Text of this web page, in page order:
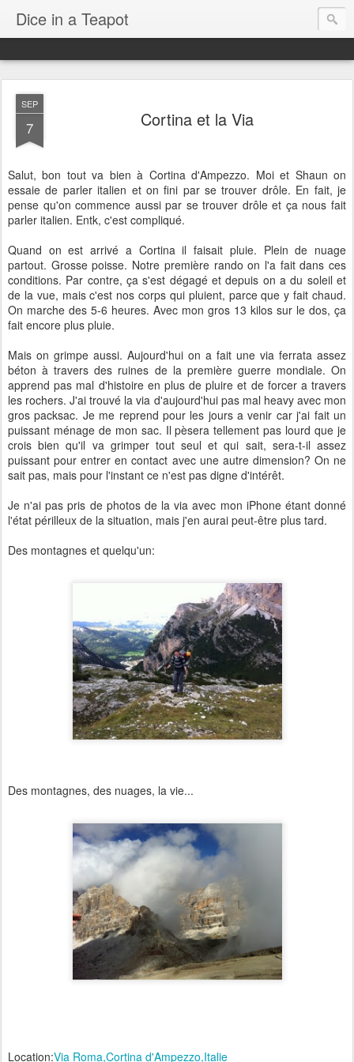
Dice in a Teapot
SEP
7 Cortina et la Via
Salut, bon tout va bien à Cortina d'Ampezzo. Moi et Shaun on
essaie de parler italien et on fini par se trouver drôle. En fait, je
pense qu'on commence aussi par se trouver drôle et ça nous fait
parler italien. Entk, c'est compliqué.
Quand on est arrivé a Cortina il faisait pluie. Plein de nuage
partout. Grosse poisse. Notre première rando on l'a fait dans ces
conditions. Par contre, ça s'est dégagé et depuis on a du soleil et
de la vue, mais c'est nos corps qui pluient, parce que y fait chaud.
On marche des 5-6 heures. Avec mon gros 13 kilos sur le dos, ça
fait encore plus pluie.
Mais on grimpe aussi. Aujourd'hui on a fait une via ferrata assez
béton à travers des ruines de la première guerre mondiale. On
apprend pas mal d'histoire en plus de pluire et de forcer a travers
les rochers. J'ai trouvé la via d'aujourd'hui pas mal heavy avec mon
gros packsac. Je me reprend pour les jours a venir car j'ai fait un
puissant ménage de mon sac. Il pèsera tellement pas lourd que je
crois bien qu'il va grimper tout seul et qui sait, sera-t-il assez
puissant pour entrer en contact avec une autre dimension? On ne
sait pas, mais pour l'instant ce n'est pas digne d'intérêt.
Je n'ai pas pris de photos de la via avec mon iPhone étant donné
l'état périlleux de la situation, mais j'en aurai peut-être plus tard.
Des montagnes et quelqu'un:
Des montagnes, des nuages, la vie...
Location:Via Roma,Cortina d'Ampezzo,Italie